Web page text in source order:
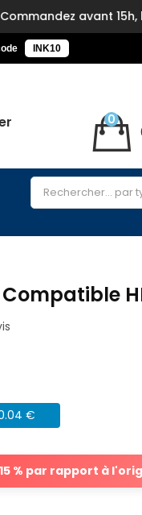
avant 15h, livré demain.
INK10
0
€
% par rapport à